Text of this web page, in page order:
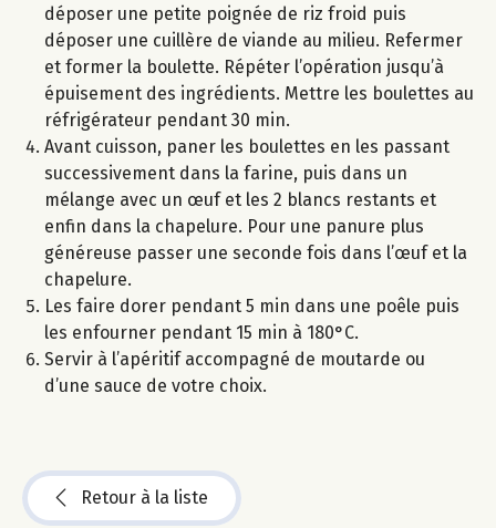
déposer une petite poignée de riz froid puis
déposer une cuillère de viande au milieu. Refermer
et former la boulette. Répéter l’opération jusqu’à
épuisement des ingrédients. Mettre les boulettes au
réfrigérateur pendant 30 min.
Avant cuisson, paner les boulettes en les passant
successivement dans la farine, puis dans un
mélange avec un œuf et les 2 blancs restants et
enfin dans la chapelure. Pour une panure plus
généreuse passer une seconde fois dans l’œuf et la
chapelure.
Les faire dorer pendant 5 min dans une poêle puis
les enfourner pendant 15 min à 180°C.
Servir à l’apéritif accompagné de moutarde ou
d’une sauce de votre choix.
Retour à la liste